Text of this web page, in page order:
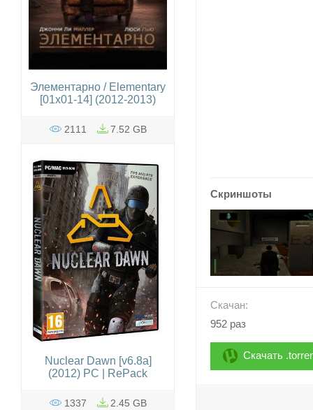
Скриншоты
Скачан:
952 раз
Скачать
Элементарно / Elementary
[01x01-14] (2012-2013)
2111 7.52 GB
Nuclear Dawn [v6.8a]
(2012) PC | RePack
1337 2.45 GB